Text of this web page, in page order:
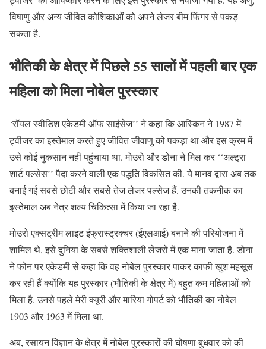
विषाणु और अन्य जीवित कोशिकाओं को अपने लेजर बीम फिंगर से पकड़
सकता है.
भौतिकी के क्षेत्र में पिछले 55 सालों में पहली बार एक
महिला को मिला नोबेल पुरस्कार
‘रॉयल स्वीडिश एकेडमी ऑफ साइंसेज’’ ने कहा कि आस्किन ने 1987 में
ट्वीजर का इस्तेमाल करते हुए जीवित जीवाणु को पकड़ा था और इस क्रम में
उसे कोई नुकसान नहीं पहुंचाया था. मोउरो और डोना ने मिल कर ‘‘अल्ट्रा
शार्ट पल्सेस’’ पैदा करने वाली एक पद्धति विकसित की. ये मानव द्वारा अब तक
बनाई गई सबसे छोटी और सबसे तेज लेजर पल्सेज हैं. उनकी तकनीक का
इस्तेमाल अब नेत्र शल्य चिकित्सा में किया जा रहा है.
मोउरो एक्सट्रीम लाइट इंफ्रास्ट्रक्चर (ईएलआई) बनाने की परियोजना में
शामिल थे, इसे दुनिया के सबसे शक्तिशाली लेजरों में एक माना जाता है. डोना
ने फोन पर एकेडमी से कहा कि वह नोबेल पुरस्कार पाकर काफी खुश महसूस
कर रही हैं क्योंकि यह पुरस्कार (भौतिकी के क्षेत्र में) बहुत कम महिलाओं को
मिला है. उनसे पहले मेरी क्यूरी और मारिया गोपर्ट को भौतिकी का नोबेल
1903 और 1963 में मिला था.
अब, रसायन विज्ञान के क्षेत्र में नोबेल पुरस्कारों की घोषणा बुधवार को की